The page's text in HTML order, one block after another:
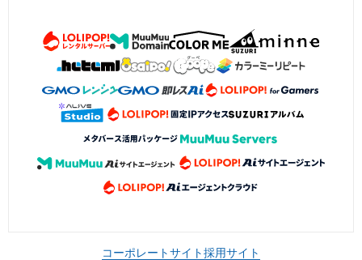
コーポレートサイト採用サイト